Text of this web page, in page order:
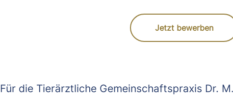
Jetzt bewerben
Für die Tierärztliche Gemeinschaftspraxis Dr.